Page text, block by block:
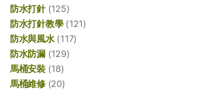
防水打針(125)
防水打針教學(121)
防水與風水(117)
防水防漏(129)
馬桶安裝(18)
馬桶維修(20)